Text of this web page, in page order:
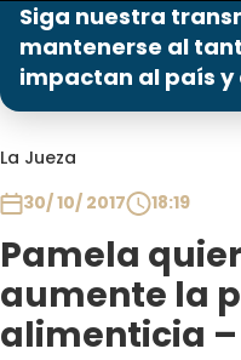
Siga nuestra
mantenerse al
impactan al país y
La Jueza
30/ 10/ 2017
18:19
Pamela
aumente la
alimenticia –
Programas
Club De La Comedia
Contigo en Directo
Plan Perfecto
El Tiempo
Sabingo
Todos Los